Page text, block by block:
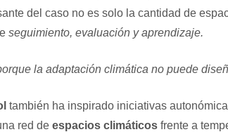
del caso no es solo la cantidad de
seguimiento, evaluación y aprendizaje.
la adaptación climática no puede
también ha inspirado iniciativas
red de espacios climáticos frente a